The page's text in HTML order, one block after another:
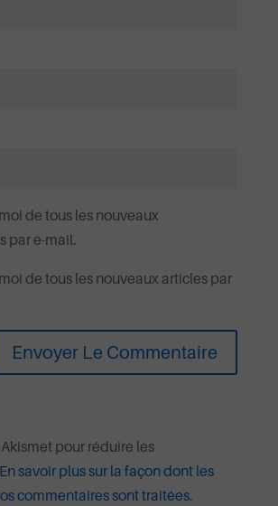
de tous les nouveaux
par e-mail.
de tous les nouveaux articles par
pour réduire les
En savoir plus sur la façon dont les
commentaires sont traitées.